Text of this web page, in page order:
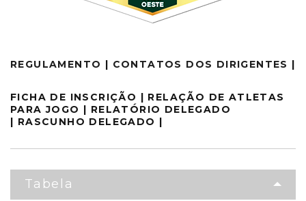
REGULAMENTO | CONTATOS DOS DIRIGENTES |
FICHA DE INSCRIÇÃO | RELAÇÃO DE ATLETAS
PARA JOGO | RELATÓRIO DELEGADO
| RASCUNHO DELEGADO |
Tabela